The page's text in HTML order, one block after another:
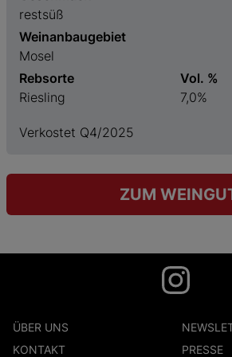
restsüß
Weinanbaugebiet
Mosel
Rebsorte
Riesling
Vol. %
7,0%
Verkostet Q4/2025
ZUM
ÜBER UNS
KONTAKT
PRESSE